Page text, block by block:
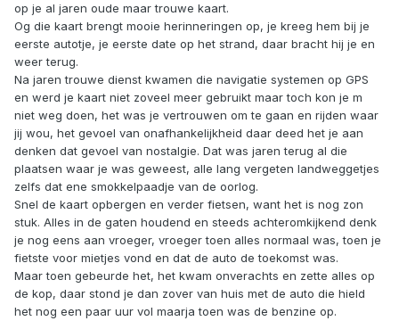
op je al jaren oude maar trouwe kaart.
Og die kaart brengt mooie herinneringen op, je kreeg hem bij je
eerste autotje, je eerste date op het strand, daar bracht hij je en
weer terug.
Na jaren trouwe dienst kwamen die navigatie systemen op GPS
en werd je kaart niet zoveel meer gebruikt maar toch kon je m
niet weg doen, het was je vertrouwen om te gaan en rijden waar
jij wou, het gevoel van onafhankelijkheid daar deed het je aan
denken dat gevoel van nostalgie. Dat was jaren terug al die
plaatsen waar je was geweest, alle lang vergeten landweggetjes
zelfs dat ene smokkelpaadje van de oorlog.
Snel de kaart opbergen en verder fietsen, want het is nog zon
stuk. Alles in de gaten houdend en steeds achteromkijkend denk
je nog eens aan vroeger, vroeger toen alles normaal was, toen je
fietste voor mietjes vond en dat de auto de toekomst was.
Maar toen gebeurde het, het kwam onverachts en zette alles op
de kop, daar stond je dan zover van huis met de auto die hield
het nog een paar uur vol maarja toen was de benzine op.